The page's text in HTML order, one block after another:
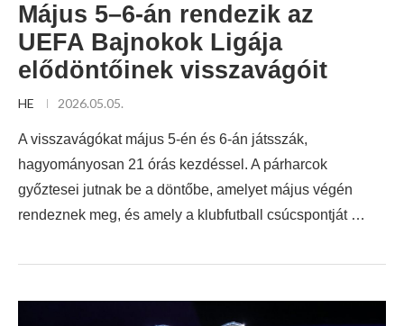
Május 5–6-án rendezik az
UEFA Bajnokok Ligája
elődöntőinek visszavágóit
HE 2026.05.05.
A visszavágókat május 5-én és 6-án játsszák,
hagyományosan 21 órás kezdéssel. A párharcok
győztesei jutnak be a döntőbe, amelyet május végén
rendeznek meg, és amely a klubfutball csúcspontját …